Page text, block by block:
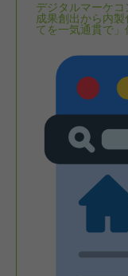
デジタルマーケコ
成果創出から内
てを一気通貫で」